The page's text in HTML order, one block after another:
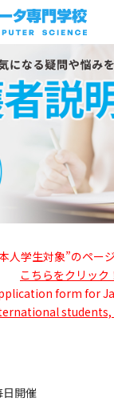
人学生対象”のページ
こちらをクリック
form for
students,
日開催